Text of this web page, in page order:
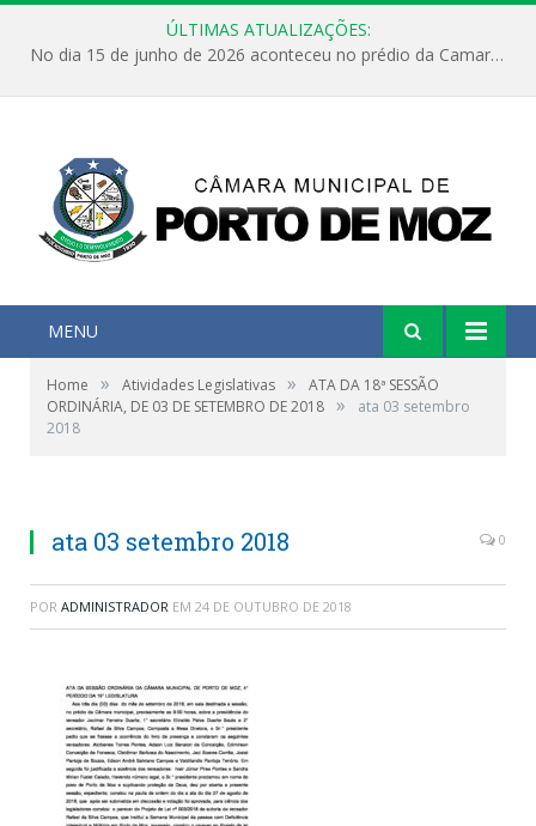
ÚLTIMAS ATUALIZAÇÕES:
No dia 15 de junho de 2026 aconteceu no prédio da Camara Municipal de Porto de Moz /Pará a Sessão Ordinária
MENU
Home » Atividades Legislativas »
ATA DA 18ª SESSÃO
ORDINÁRIA, DE 03 DE SETEMBRO DE 2018 »
ata 03 setembro
2018
ata 03 setembro 2018 0
POR ADMINISTRADOR EM 24 DE OUTUBRO DE 2018